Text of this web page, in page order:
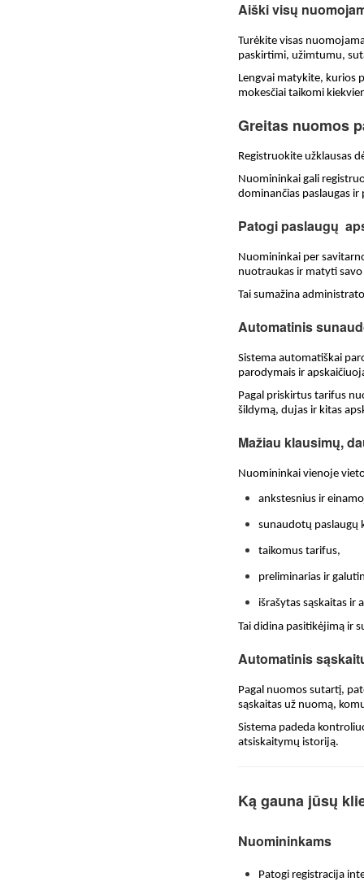
Aiški visų
Turėkite visas
paskirtimi, užimtumu,
Lengvai matykite, kurios
mokesčiai taikomi
Greitas nuomos
Registruokite užklausas
Nuomininkai gali
dominančias paslaugas
Patogi paslaugų
Nuomininkai per
nuotraukas ir matyti
Tai sumažina
Automatinis
Sistema automatiškai
parodymais ir
Pagal priskirtus tarifus
šildymą, dujas ir kitas
Mažiau klausimų,
Nuomininkai vienoje
ankstesnius ir
sunaudotų paslaugų
taikomus tarifus,
preliminarias ir
išrašytas sąskaitas ir
Tai didina pasitikėjimą ir
Automatinis
Pagal nuomos sutartį,
sąskaitas už nuomą,
Sistema padeda
atsiskaitymų istoriją.
Ką gauna jūsų
Nuomininkams
Patogi registracija